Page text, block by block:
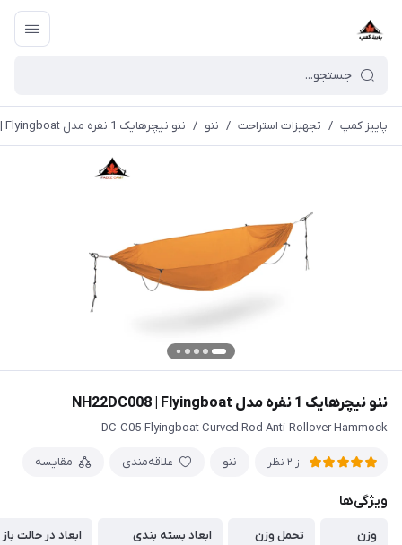
پاییز کمپ / تجهیزات استراحت / ننو / ننو نیچرهایک 1 نفره مدل NH22DC008 | Flyingboat
ننو نیچرهایک 1 نفره مدل NH22DC008 | Flyingboat
DC-C05-Flyingboat Curved Rod Anti-Rollover Hammock
از 2 نظر ننو علاقه‌مندی مقایسه
ویژگی‌ها
وزن
تحمل وزن
ابعاد بسته بندی
ابعاد در حالت باز